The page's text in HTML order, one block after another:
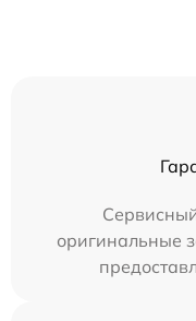
оригинальные